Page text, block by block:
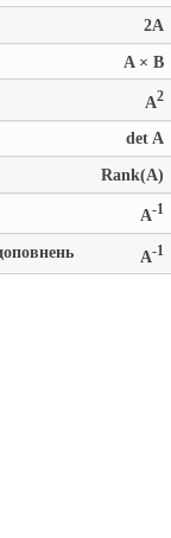
2A
A × B
A2
det A
Rank(A)
A-1
A-1